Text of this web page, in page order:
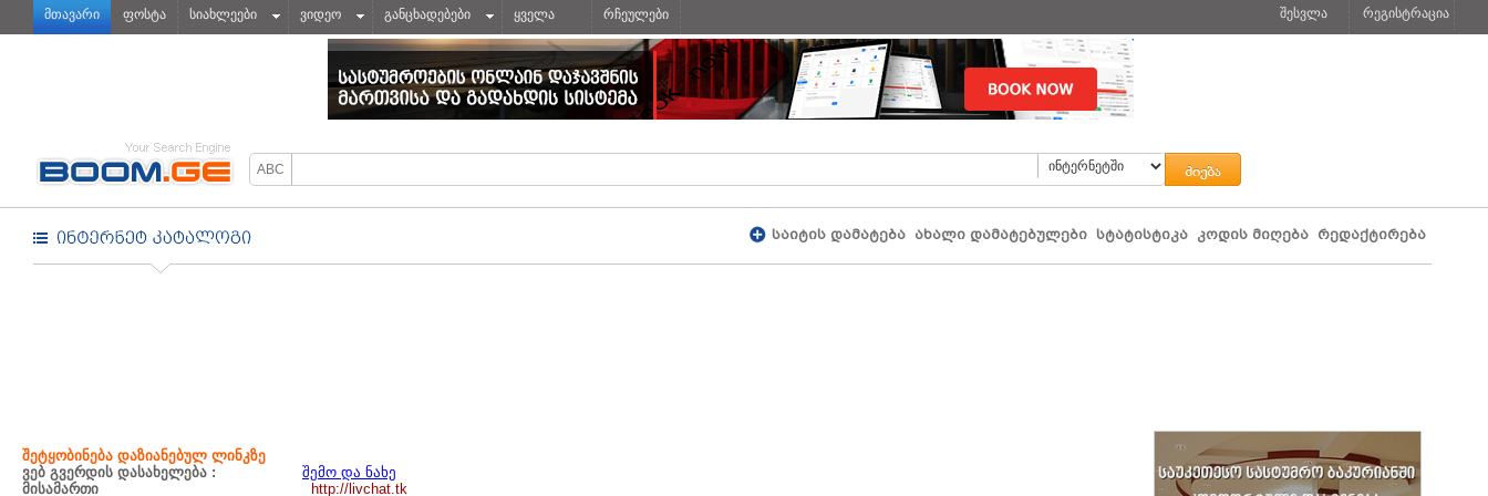
მთავარი ფოსტა სიახლეები ვიდეო განცხადებები ყველა რჩეულები შესვლა რეგისტრაცია
საიტის დამატება ახალი დამატებულები სტატისტიკა კოდის მიღება რედაქტირება
შეტყობინება დაზიანებულ ლინკზე
ვებ გვერდის დასახელება :
შემო და ნახე
მისამართი
http://livchat.tk